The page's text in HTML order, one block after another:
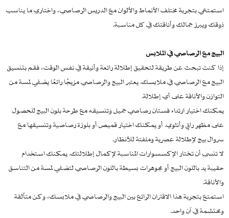
استمتعي بتجربة مختلف الأنماط والألوان مع الدريس الرصاصي، واختاري ما يناسب
ذوقك ويبرز جمالك وأناقتك في كل مناسبة.
البيج مع الرصاصي في الملابس
إذا كنت تبحث عن طريقة لتحقيق إطلالة رائعة وأنيقة في نفس الوقت، فقم بتنسيق
البيج مع الرصاصي في ملابسك. يعتبر البيج والرصاصي مزيجًا رائعًا يضفي لمسة من
التوازن والأناقة على أي إطلالة.
يمكنك اختيار ارتداء فستان رصاصي جميل وتنسيقه مع طرحة بلون البيج للحصول
على مظهر راقٍ وأنثوي. أو يمكنك اختيار قميص أو بلوزة رصاصية وتنسيقها مع
سروال بيج لإطلالة عصرية وملفتة للأنظار.
لا تنسى أن تختار الإكسسوارات المناسبة لإكمال إطلالتك. يمكنك استخدام
حقيبة يد باللون البيج أو مجوهرات بسيطة باللون الرصاصي لتضفي لمسة من التناسق
والأناقة.
استمتع بتجربة هذا الاقتران الرائع بين البيج والرصاصي في ملابسك، وكن متألقة
ومحتشمة في آن واحد.